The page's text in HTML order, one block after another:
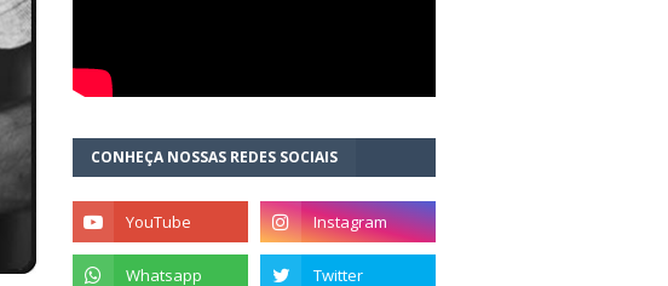
CONHEÇA NOSSAS REDES SOCIAIS